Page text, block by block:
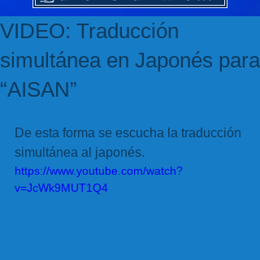
VIDEO: Traducción
simultánea en Japonés para
“AISAN”
De esta forma se escucha la traducción
simultánea al japonés.
https://www.youtube.com/watch?
v=JcWk9MUT1Q4